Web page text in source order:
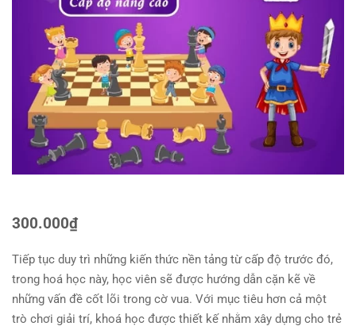
300.000₫
Tiếp tục duy trì những kiến thức nền tảng từ cấp độ trước đó,
trong hoá học này, học viên sẽ được hướng dẫn cặn kẽ về
những vấn đề cốt lõi trong cờ vua. Với mục tiêu hơn cả một
trò chơi giải trí, khoá học được thiết kế nhằm xây dựng cho trẻ